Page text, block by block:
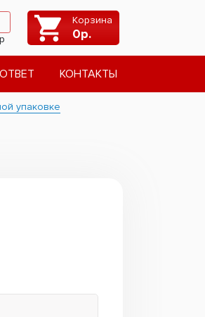
Корзина
0р.
КОНТАКТЫ
упаковке